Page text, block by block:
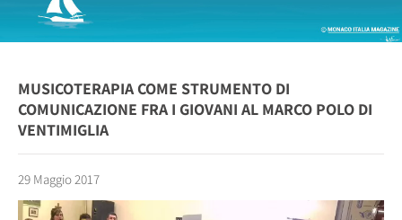
MUSICOTERAPIA COME STRUMENTO DI
COMUNICAZIONE FRA I GIOVANI AL MARCO POLO DI
VENTIMIGLIA
29 Maggio 2017